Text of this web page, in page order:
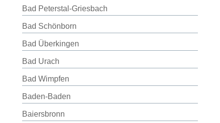
Bad Peterstal-Griesbach
Bad Schönborn
Bad Überkingen
Bad Urach
Bad Wimpfen
Baden-Baden
Baiersbronn